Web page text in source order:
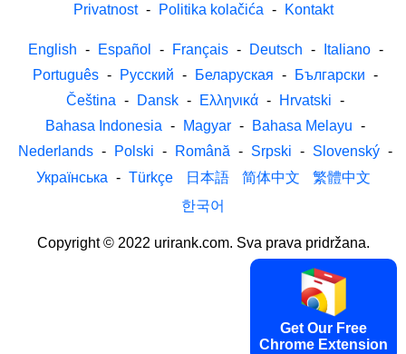
Privatnost - Politika kolačića - Kontakt
English - Español - Français - Deutsch - Italiano -
Português - Русский - Беларуская - Български -
Čeština - Dansk - Ελληνικά - Hrvatski -
Bahasa Indonesia - Magyar - Bahasa Melayu -
Nederlands - Polski - Română - Srpski - Slovenský -
Українська - Türkçe 日本語 简体中文
繁體中文
한국어
Copyright © 2022 urirank.com. Sva prava pridržana.
Get Our Free
Chrome Extension